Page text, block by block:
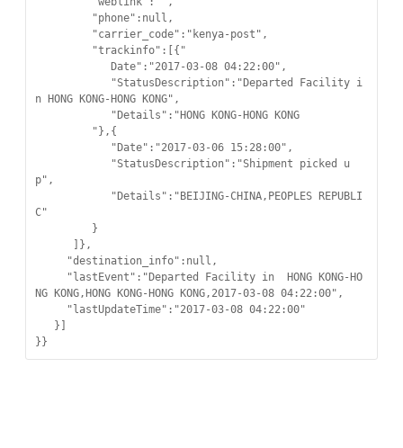
n HONG KONG-HONG KONG",
p",
C"
NG KONG,HONG KONG-HONG KONG,2017-03-08 04:22:00",
}}